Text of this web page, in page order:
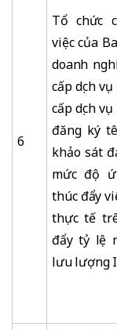
6
Tổ chức
việc của
doanh
cấp dịch
cấp dịch
đăng ký
khảo sát
mức độ
thúc đẩy
thực tế
đẩy tỷ lệ
lưu lượng